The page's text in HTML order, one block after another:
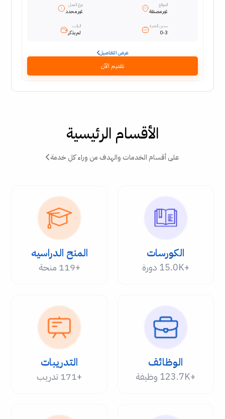
الموقع
غير مصنفة
نوع العمل
غير محدد
سنين الخبرة
0-3
الراتب
لم يذكر
عرض التفاصيل
تقديم الآن
الأقسام الرئيسية
على أقسام الخدمات والهدف من وراء كل خدمة
الكورسات
+15.0K دورة
المنح الدراسيه
+119 منحة
الوظائف
+123.7K وظيفة
التدريبات
+171 تدريب